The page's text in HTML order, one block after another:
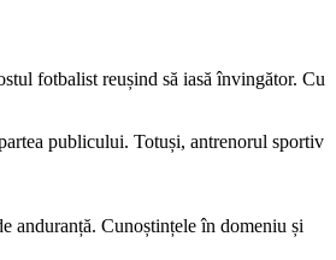
fotbalist reușind să iasă învingător. Cu
publicului. Totuși, antrenorul sportiv
anduranță. Cunoștințele în domeniu și